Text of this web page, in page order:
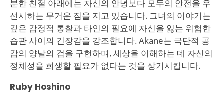
분한 친절 아래에는 자신의 안녕보다 모두의 안전을 우
선시하는 무거운 짐을 지고 있습니다. 그녀의 이야기는
깊은 감정적 통찰과 타인의 필요에 자신을 잃는 위험한
습관 사이의 긴장감을 강조합니다. Akane는 극단적 공
감의 양날의 검을 구현하며, 세상을 이해하는 데 자신의
정체성을 희생할 필요가 없다는 것을 상기시킵니다.
Ruby Hoshino